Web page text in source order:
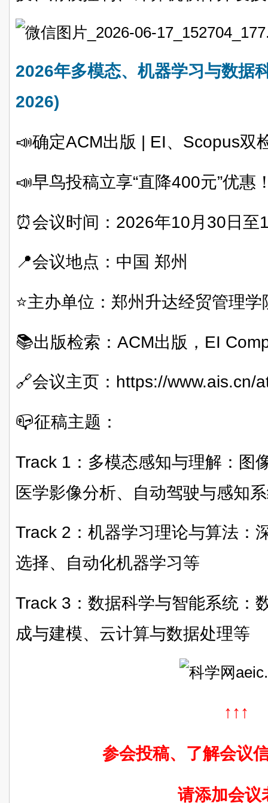
2026年多模态、机器学习与数据
2026)
📣确定ACM出版 | EI、Scopus双
📣早鸟投稿立享“直降400元”优惠
⏰会议时间：2026年10月30日至
📍会议地点：中国 郑州
⭐主办单位：郑州升达经贸管理学
📚出版检索：ACM出版，EI
🔗会议主页：https://www.ais.cn/
📪征稿主题：
Track 1：多模态感知与理解：图
医学影像分析、自动驾驶与感知
Track 2：机器学习理论与算法：
选择、自动化机器学习等
Track 3：数据科学与智能系统：
成与建模、云计算与数据处理等
↑↑↑
参会投稿、了解会议
请添加会议